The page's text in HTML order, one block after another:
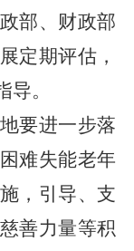
部、财政部
定期评估，
。
要进一步落
难失能老年
，引导、支
善力量等积